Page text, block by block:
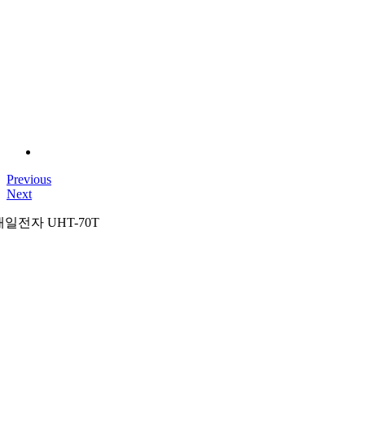
Previous
Next
일전자 UHT-70T